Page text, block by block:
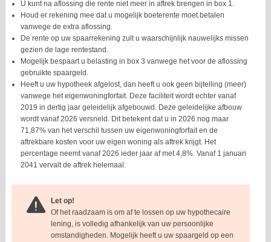
U kunt na aflossing die rente niet meer in aftrek brengen in box 1.
Houd er rekening mee dat u mogelijk boeterente moet betalen
vanwege de extra aflossing.
De rente op uw spaarrekening zult u waarschijnlijk nauwelijks missen
gezien de lage rentestand.
Mogelijk bespaart u belasting in box 3 vanwege het voor de aflossing
gebruikte spaargeld.
Heeft u uw hypotheek afgelost, dan heeft u ook geen bijtelling (meer)
vanwege het eigenwoningforfait. Deze faciliteit wordt echter vanaf
2019 in dertig jaar geleidelijk afgebouwd. Deze geleidelijke afbouw
wordt vanaf 2026 versneld. Dit betekent dat u in 2026 nog maar
71,87% van het verschil tussen uw eigenwoningforfait en de
aftrekbare kosten voor uw eigen woning als aftrek krijgt. Het
percentage neemt vanaf 2026 ieder jaar af met 4,8%. Vanaf 1 januari
2041 vervalt de aftrek helemaal.
Let op!
Of het raadzaam is om af te lossen op uw hypothecaire
lening, is volledig afhankelijk van uw persoonlijke
omstandigheden. Mogelijk heeft u uw spaargeld op een